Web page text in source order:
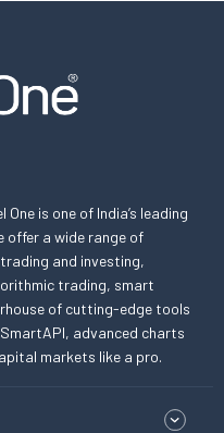
is one of India’s leading
offer a wide range of
and investing,
trading, smart
of cutting-edge tools
advanced charts
markets like a pro.